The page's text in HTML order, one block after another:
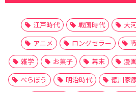
江戸時代 戦国時代 大
アニメ
ロングセラー
雑学
お菓子 幕末 漫
べらぼう
明治時代 徳川家